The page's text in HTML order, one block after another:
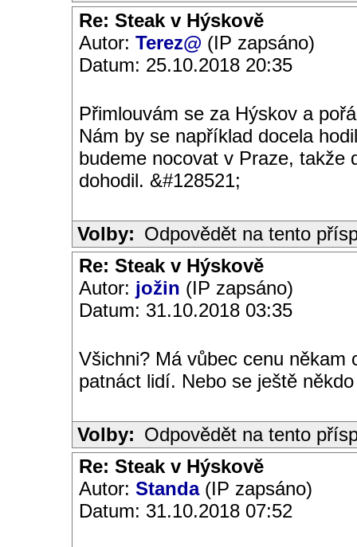
Re: Steak v Hýskově
Autor: Terez@ (IP zapsáno)
Datum: 25.10.2018 20:35
Přimlouvám se za Hýskov a
Nám by se například docela
budeme nocovat v Praze, takže
dohodil. &#128521;
Volby: Odpovědět na tento
Re: Steak v Hýskově
Autor: jožin (IP zapsáno)
Datum: 31.10.2018 03:35
Všichni? Má vůbec cenu
patnáct lidí. Nebo se ještě
Volby: Odpovědět na tento
Re: Steak v Hýskově
Autor: Standa(IP zapsáno)
Datum: 31.10.2018 07:52